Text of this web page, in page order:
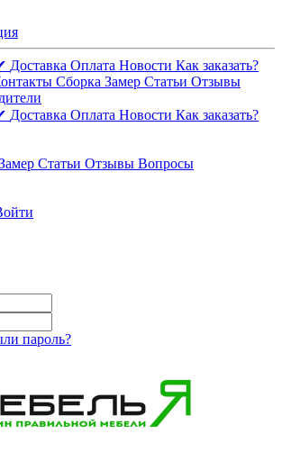
Доставка Оплата Новости Как заказать?
Сборка Замер Статьи Отзывы
Доставка Оплата Новости Как заказать?
Статьи Отзывы Вопросы
пароль?